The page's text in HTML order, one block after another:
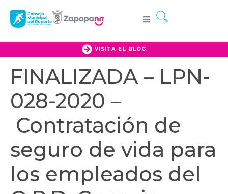
VISITA EL BLOG
FINALIZADA – LPN-
028-2020 –
Contratación de
seguro de vida para
los empleados del